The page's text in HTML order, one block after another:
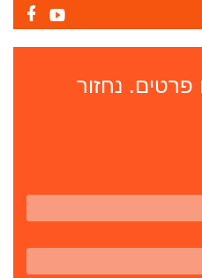
פרטים. נחזור